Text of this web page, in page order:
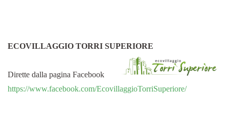
ECOVILLAGGIO TORRI SUPERIORE
Dirette dalla pagina Facebook
https://www.facebook.com/EcovillaggioTorriSuperiore/